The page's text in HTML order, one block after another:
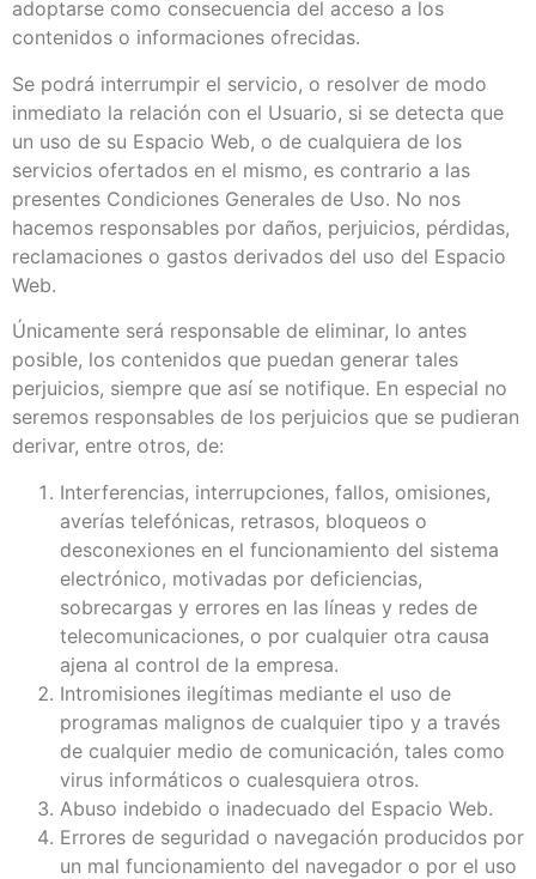
adoptarse como consecuencia del acceso a los
contenidos o informaciones ofrecidas.
Se podrá interrumpir el servicio, o resolver de modo
inmediato la relación con el Usuario, si se detecta que
un uso de su Espacio Web, o de cualquiera de los
servicios ofertados en el mismo, es contrario a las
presentes Condiciones Generales de Uso. No nos
hacemos responsables por daños, perjuicios, pérdidas,
reclamaciones o gastos derivados del uso del Espacio
Web.
Únicamente será responsable de eliminar, lo antes
posible, los contenidos que puedan generar tales
perjuicios, siempre que así se notifique. En especial no
seremos responsables de los perjuicios que se pudieran
derivar, entre otros, de:
Interferencias, interrupciones, fallos, omisiones,
averías telefónicas, retrasos, bloqueos o
desconexiones en el funcionamiento del sistema
electrónico, motivadas por deficiencias,
sobrecargas y errores en las líneas y redes de
telecomunicaciones, o por cualquier otra causa
ajena al control de la empresa.
Intromisiones ilegítimas mediante el uso de
programas malignos de cualquier tipo y a través
de cualquier medio de comunicación, tales como
virus informáticos o cualesquiera otros.
Abuso indebido o inadecuado del Espacio Web.
Errores de seguridad o navegación producidos por
un mal funcionamiento del navegador o por el uso